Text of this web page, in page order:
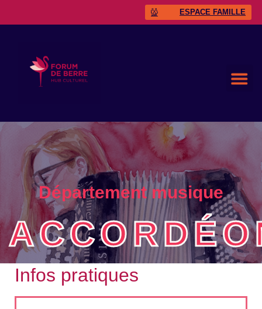
ESPACE FAMILLE
Département musique
Infos pratiques